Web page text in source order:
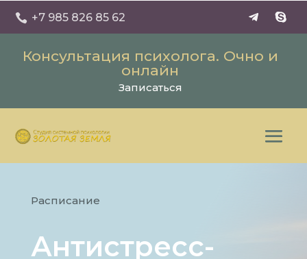
 +7 985 826 85 62
Консультация психолога. Очно и
онлайн
Записаться
Расписание
Антистресс-